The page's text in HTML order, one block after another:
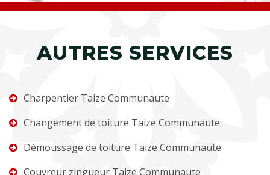
AUTRES SERVICES
Charpentier Taize Communaute
Changement de toiture Taize Communaute
Démoussage de toiture Taize Communaute
Couvreur zingueur Taize Communaute